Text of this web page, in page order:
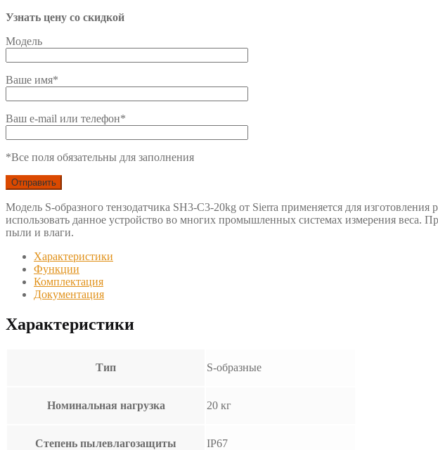
Узнать цену со скидкой
Модель
Ваше имя*
Ваш e-mail или телефон*
*Все поля обязательны для заполнения
Модель S-образного тензодатчика SH3-C3-20kg от Sierra применяется для
использовать данное устройство во многих промышленных системах измерения веса.
пыли и влаги.
Характеристики
Функции
Комплектация
Документация
Характеристики
Тип S-образные
Номинальная нагрузка 20 кг
Степень пылевлагозащиты IP67